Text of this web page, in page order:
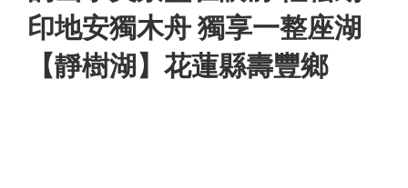
印地安獨木舟 獨享一整座湖
【靜樹湖】花蓮縣壽豐鄉